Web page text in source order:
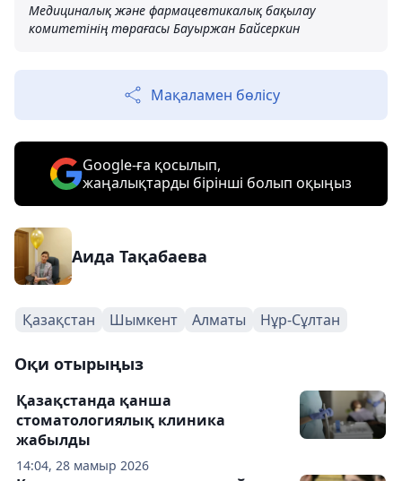
Медициналық және фармацевтикалық бақылау
комитетінің төрағасы Бауыржан Байсеркин
Мақаламен бөлісу
Google-ға қосылып,
жаңалықтарды бірінші болып оқыңыз
Аида Тақабаева
Қазақстан Шымкент Алматы Нұр-Сұлтан
Оқи отырыңыз
14:04, 28 мамыр 2026
Қазақстанда қанша
стоматологиялық клиника
жабылды